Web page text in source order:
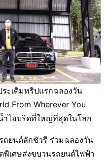
ระเดิมทริปแรกฉลองวัน
From Wherever You
ำไฮบริดที่ใหญ่ที่สุดในโลก
ถยนต์ลักชัวรี ร่วมฉลองวัน
เศษส่งขบวนรถยนต์ไฟฟ้า